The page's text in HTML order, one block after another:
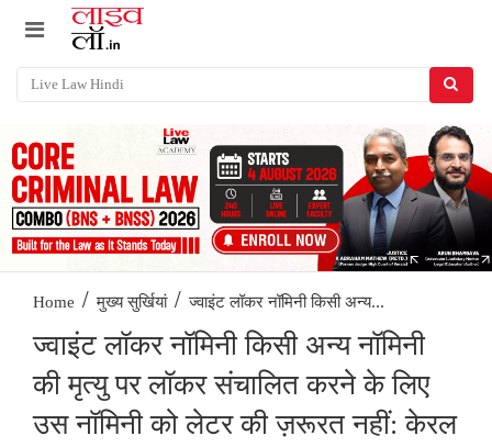
Home / मुख्य सुर्खियां / ज्वाइंट लॉकर नॉमिनी किसी अन्य...
ज्वाइंट लॉकर नॉमिनी किसी अन्य नॉमिनी
की मृत्यु पर लॉकर संचालित करने के लिए
उस नॉमिनी को लेटर की ज़रूरत नहीं: केरल